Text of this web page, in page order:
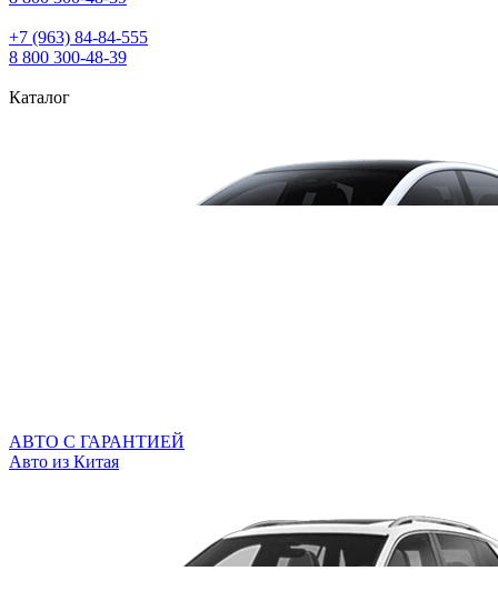
+7 (963) 84‑84‑555
8 800 300‑48‑39
Каталог
АВТО С ГАРАНТИЕЙ
Авто из Китая